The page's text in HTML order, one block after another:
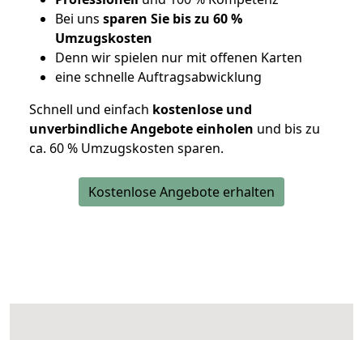
Bei uns sparen Sie bis zu 60 %
Umzugskosten
Denn wir spielen nur mit offenen Karten
eine schnelle Auftragsabwicklung
Schnell und einfach kostenlose und
unverbindliche Angebote einholen und bis zu
ca. 60 % Umzugskosten sparen.
Kostenlose Angebote erhalten